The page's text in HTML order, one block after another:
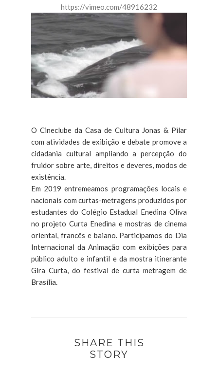
https://vimeo.com/48916232
O Cineclube da Casa de Cultura Jonas & Pilar
com atividades de exibição e debate promove a
cidadania cultural ampliando a percepção do
fruidor sobre arte, direitos e deveres, modos de
existência.
Em 2019 entremeamos programações locais e
nacionais com curtas-metragens produzidos por
estudantes do Colégio Estadual Enedina Oliva
no projeto Curta Enedina e mostras de cinema
oriental, francês e baiano. Participamos do Dia
Internacional da Animação com exibições para
público adulto e infantil e da mostra itinerante
Gira Curta, do festival de curta metragem de
Brasília.
SHARE THIS
STORY